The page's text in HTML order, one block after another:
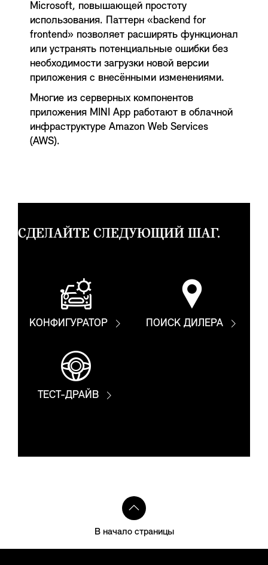
Microsoft, повышающей простоту
использования. Паттерн «backend for
frontend» позволяет расширять функционал
или устранять потенциальные ошибки без
необходимости загрузки новой версии
приложения с внесёнными изменениями.
Многие из серверных компонентов
приложения MINI App работают в облачной
инфраструктуре Amazon Web Services
(AWS).
СДЕЛАЙТЕ СЛЕДУЮЩИЙ ШАГ.
КОНФИГУРАТОР ПОИСК ДИЛЕРА
ТЕСТ-ДРАЙВ
В начало страницы